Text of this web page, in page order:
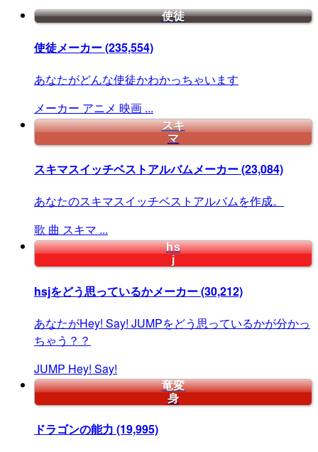
使徒
使徒メーカー(235,554)
あなたがどんな使徒かわかっちゃいます
メーカー アニメ 映画 ...
スキ
マ
スキマスイッチベストアルバムメーカー(23,084)
あなたのスキマスイッチベストアルバムを作成。
歌 曲 スキマ ...
hs
j
hsjをどう思っているかメーカー(30,212)
あなたがHey! Say! JUMPをどう思っているかが分かっ
ちゃう？？
JUMP Hey! Say!
竜変
身
ドラゴンの能力 (19,995)